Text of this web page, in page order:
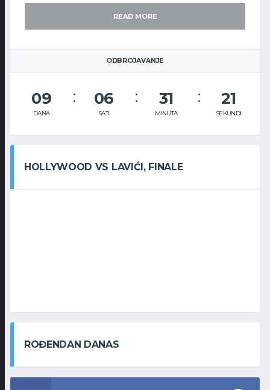
READ MORE
ODBROJAVANJE
09
DANA
06
SATI
31
MINUTA
21
SEKUNDI
HOLLYWOOD VS LAVIĆI, FINALE
ROĐENDAN DANAS